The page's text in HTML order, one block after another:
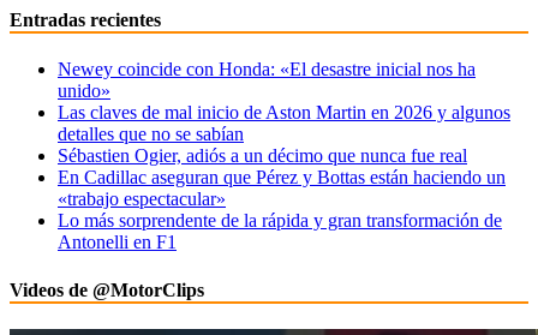
Entradas recientes
Newey coincide con Honda: «El desastre inicial nos ha
unido»
Las claves de mal inicio de Aston Martin en 2026 y algunos
detalles que no se sabían
Sébastien Ogier, adiós a un décimo que nunca fue real
En Cadillac aseguran que Pérez y Bottas están haciendo un
«trabajo espectacular»
Lo más sorprendente de la rápida y gran transformación de
Antonelli en F1
Videos de @MotorClips